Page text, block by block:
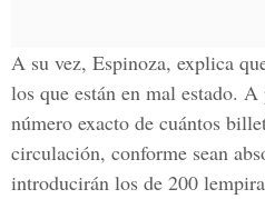
A su vez, Espinoza, explica
los que están en mal estado.
número exacto de cuántos
circulación, conforme sean
introducirán los de 200